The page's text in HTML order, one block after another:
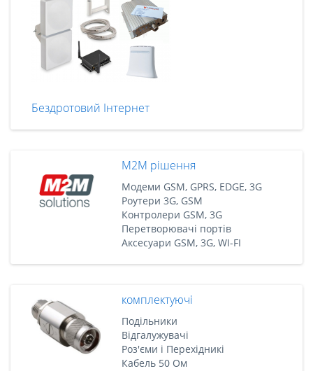
Бездротовий Інтернет
M2M рішення
Модеми GSM, GPRS, EDGE, 3G
Роутери 3G, GSM
Контролери GSM, 3G
Перетворювачі портів
Аксесуари GSM, 3G, WI-FI
комплектуючі
Подільники
Відгалужувачі
Роз'єми і Перехідникі
Кабель 50 Ом